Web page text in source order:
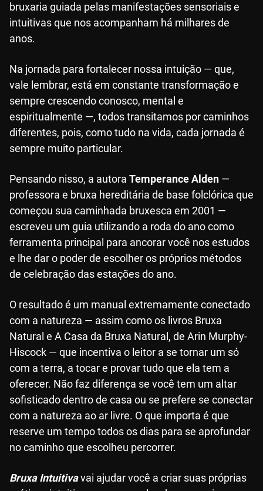
bruxaria guiada pelas manifestações sensoriais e
intuitivas que nos acompanham há milhares de
anos.
Na jornada para fortalecer nossa intuição — que,
vale lembrar, está em constante transformação e
sempre crescendo conosco, mental e
espiritualmente —, todos transitamos por caminhos
diferentes, pois, como tudo na vida, cada jornada é
sempre muito particular.
Pensando nisso, a autora Temperance Alden —
professora e bruxa hereditária de base folclórica que
começou sua caminhada bruxesca em 2001 —
escreveu um guia utilizando a roda do ano como
ferramenta principal para ancorar você nos estudos
e lhe dar o poder de escolher os próprios métodos
de celebração das estações do ano.
O resultado é um manual extremamente conectado
com a natureza — assim como os livros Bruxa
Natural e A Casa da Bruxa Natural, de Arin Murphy-
Hiscock — que incentiva o leitor a se tornar um só
com a terra, a tocar e provar tudo que ela tem a
oferecer. Não faz diferença se você tem um altar
sofisticado dentro de casa ou se prefere se conectar
com a natureza ao ar livre. O que importa é que
reserve um tempo todos os dias para se aprofundar
no caminho que escolheu percorrer.
Bruxa Intuitivavai ajudar você a criar suas próprias